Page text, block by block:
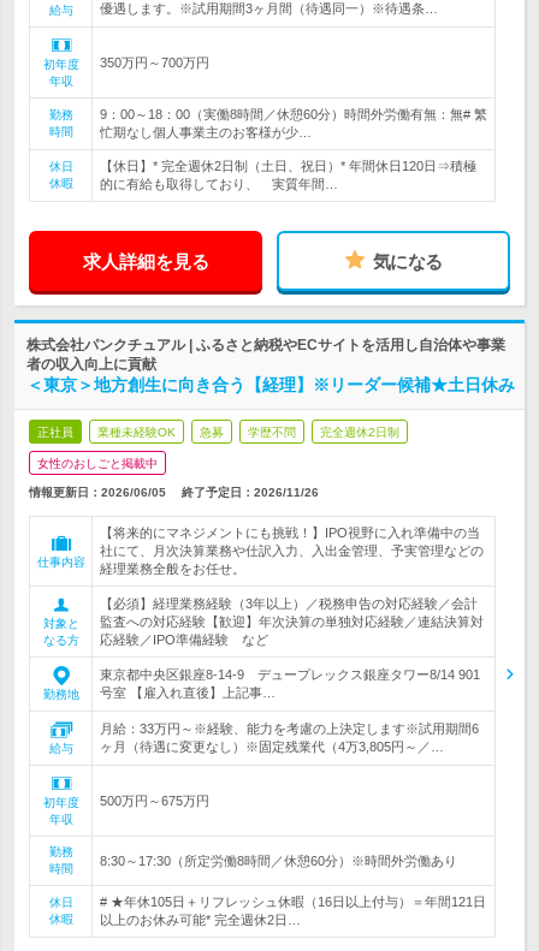
給与
優遇します。※試用期間3ヶ月間（待遇同一）※待遇条…
初年度
年収
350万円～700万円
勤務
時間
9：00～18：00（実働8時間／休憩60分）時間外労働有無：無# 繁
忙期なし個人事業主のお客様が少…
休日
休暇
【休日】* 完全週休2日制（土日、祝日）* 年間休日120日⇒積極
的に有給も取得しており、 実質年間…
求人詳細を見る 気になる
株式会社パンクチュアル | ふるさと納税やECサイトを活用し自治体や事業
者の収入向上に貢献
＜東京＞地方創生に向き合う【経理】※リーダー候補★土日休み
正社員 業種未経験OK 急募 学歴不問 完全週休2日制
女性のおしごと掲載中
情報更新日：2026/06/05 終了予定日： 2026/11/26
仕事内容
【将来的にマネジメントにも挑戦！】IPO視野に入れ準備中の当
社にて、月次決算業務や仕訳入力、入出金管理、予実管理などの
経理業務全般をお任せ。
対象と
なる方
【必須】経理業務経験（3年以上）／税務申告の対応経験／会計
監査への対応経験【歓迎】年次決算の単独対応経験／連結決算対
応経験／IPO準備経験 など
勤務地
東京都中央区銀座8-14-9 デュープレックス銀座タワー8/14 901
号室 【雇入れ直後】上記事…
給与
月給：33万円～※経験、能力を考慮の上決定します※試用期間6
ヶ月（待遇に変更なし）※固定残業代（4万3,805円～／…
初年度
年収
500万円～675万円
勤務
時間
8:30～17:30（所定労働8時間／休憩60分）※時間外労働あり
休日
休暇
# ★年休105日＋リフレッシュ休暇（16日以上付与）＝年間121日
以上のお休み可能* 完全週休2日…